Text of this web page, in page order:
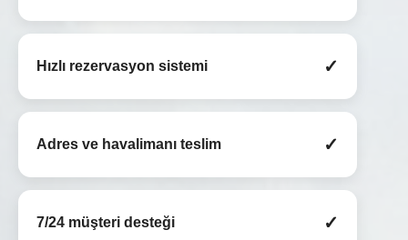
Hızlı rezervasyon sistemi ✓
Adres ve havalimanı teslim ✓
7/24 müşteri desteği ✓